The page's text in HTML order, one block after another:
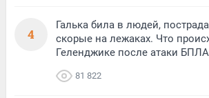
4
Галька била в людей,
скорые на лежаках. Что
Геленджике после атаки БПЛА
81 822